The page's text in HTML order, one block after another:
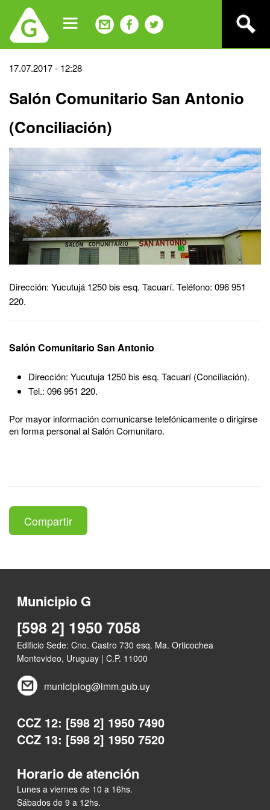
navigation
Back
top
17.07.2017 - 12:28
Salón Comunitario San Antonio
(Conciliación)
Dirección: Yucutujá 1250 bis esq. Tacuarí. Teléfono: 096 951
220.
Salón Comunitario San Antonio
Dirección: Yucutuja 1250 bis esq. Tacuarí (Conciliación).
Tel.: 096 951 220.
Por mayor información comunicarse telefónicamente o dirigirse
en forma personal al Salón Comunitaro.
Compartir
Municipio G
[598 2] 1950 7058
Edificio Sede: Cno. Castro 730 esq. Ma. Orticochea
Montevideo, Uruguay | C.P. 11000
municipiog@imm.gub.uy
CCZ 12: [598 2] 1950 7490
CCZ 13: [598 2] 1950 7520
Horario de atención
Lunes a viernes de 10 a 16hs.
Sábados de 9 a 12hs.